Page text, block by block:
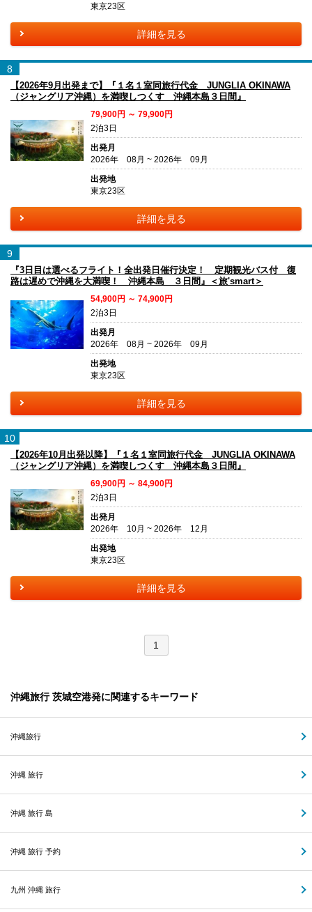
東京23区
詳細を見る
8
【2026年9月出発まで】『１名１室同旅行代金 JUNGLIA OKINAWA
（ジャングリア沖縄）を満喫しつくす 沖縄本島３日間』
79,900円 ～ 79,900円
2泊3日
出発月
2026年 08月 ~ 2026年 09月
出発地
東京23区
詳細を見る
9
『3日目は選べるフライト！全出発日催行決定！ 定期観光バス付 復
路は遅めで沖縄を大満喫！ 沖縄本島 ３日間』＜旅'smart＞
54,900円 ～ 74,900円
2泊3日
出発月
2026年 08月 ~ 2026年 09月
出発地
東京23区
詳細を見る
10
【2026年10月出発以降】『１名１室同旅行代金 JUNGLIA OKINAWA
（ジャングリア沖縄）を満喫しつくす 沖縄本島３日間』
69,900円 ～ 84,900円
2泊3日
出発月
2026年 10月 ~ 2026年 12月
出発地
東京23区
詳細を見る
1
沖縄旅行 茨城空港発に関連するキーワード
沖縄旅行
沖縄 旅行
沖縄 旅行 島
沖縄 旅行 予約
九州 沖縄 旅行